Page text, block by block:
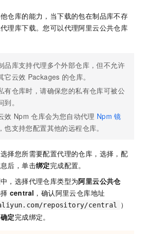
仓库的能力，当下载的包在制品库不存
理库下载。您可以代理阿里云公共仓库
品库支持代理多个外部仓库，但不允许
它云效 Packages 的仓库。
有仓库时，请确保您的私有仓库可被公
到。
效 Npm 仓库会为您自动代理 Npm 镜
，也支持您配置其他的远程仓库。
择您所需要配置代理的仓库，选择 ，配
后，单击绑定完成配置。
，选择代理仓库类型为阿里云公共仓
central ，确认阿里云仓库地址
repository/central
）
确定完成绑定。